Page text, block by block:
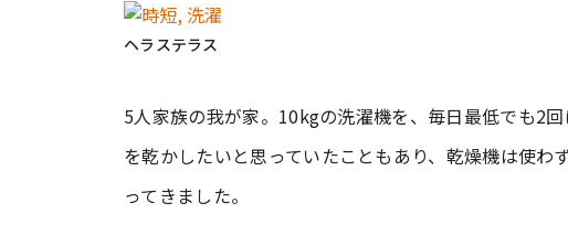
ヘラステラス
5人家族の我が家。10kgの洗濯機を、毎日最低でも2
を乾かしたいと思っていたこともあり、乾燥機は使わ
ってきました。